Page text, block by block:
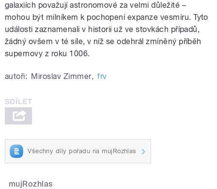
galaxiích považují astronomové za velmi důležité –
mohou být milníkem k pochopení expanze vesmíru. Tyto
události zaznamenali v historii už ve stovkách případů,
žádný ovšem v té síle, v níž se odehrál zmíněný příběh
supernovy z roku 1006.
autoři: Miroslav Zimmer, frv
Všechny díly pořadu na mujRozhlas
mujRozhlas